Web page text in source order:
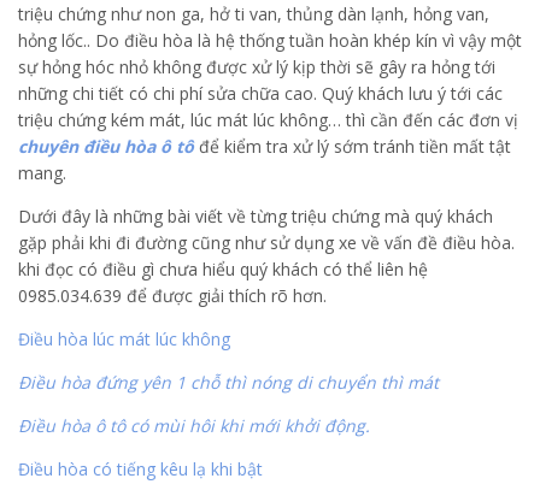
triệu chứng như non ga, hở ti van, thủng dàn lạnh, hỏng van,
hỏng lốc.. Do điều hòa là hệ thống tuần hoàn khép kín vì vậy một
sự hỏng hóc nhỏ không được xử lý kịp thời sẽ gây ra hỏng tới
những chi tiết có chi phí sửa chữa cao. Quý khách lưu ý tới các
triệu chứng kém mát, lúc mát lúc không… thì cần đến các đơn vị
chuyên điều hòa ô tôđể kiểm tra xử lý sớm tránh tiền mất tật
mang.
Dưới đây là những bài viết về từng triệu chứng mà quý khách
gặp phải khi đi đường cũng như sử dụng xe về vấn đề điều hòa.
khi đọc có điều gì chưa hiểu quý khách có thể liên hệ
0985.034.639 để được giải thích rõ hơn.
Điều hòa lúc mát lúc không
Điều hòa đứng yên 1 chỗ thì nóng di chuyển thì mát
Điều hòa ô tô có mùi hôi khi mới khởi động.
Điều hòa có tiếng kêu lạ khi bật